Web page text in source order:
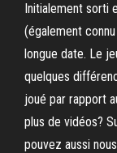
Initialement sorti
(également
longue date. Le
quelques
joué par rapport
plus de vidéos?
pouvez aussi